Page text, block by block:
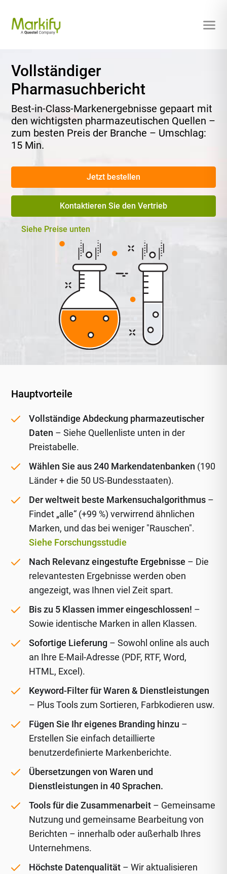
Vollständiger
Pharmasuchbericht
Best-in-Class-Markenergebnisse gepaart mit
den wichtigsten pharmazeutischen Quellen –
zum besten Preis der Branche – Umschlag:
15 Min.
Jetzt bestellen
Kontaktieren Sie den Vertrieb
Siehe Preise unten
Hauptvorteile
Vollständige Abdeckung pharmazeutischer
Daten – Siehe Quellenliste unten in der
Preistabelle.
Wählen Sie aus 240 Markendatenbanken (190
Länder + die 50 US-Bundesstaaten).
Der weltweit beste Markensuchalgorithmus –
Findet „alle“ (+99 %) verwirrend ähnlichen
Marken, und das bei weniger "Rauschen".
Siehe Forschungsstudie
Nach Relevanz eingestufte Ergebnisse – Die
relevantesten Ergebnisse werden oben
angezeigt, was Ihnen viel Zeit spart.
Bis zu 5 Klassen immer eingeschlossen! –
Sowie identische Marken in allen Klassen.
Sofortige Lieferung – Sowohl online als auch
an Ihre E-Mail-Adresse (PDF, RTF, Word,
HTML, Excel).
Keyword-Filter für Waren & Dienstleistungen
– Plus Tools zum Sortieren, Farbkodieren usw.
Fügen Sie Ihr eigenes Branding hinzu –
Erstellen Sie einfach detaillierte
benutzerdefinierte Markenberichte.
Übersetzungen von Waren und
Dienstleistungen in 40 Sprachen.
Tools für die Zusammenarbeit – Gemeinsame
Nutzung und gemeinsame Bearbeitung von
Berichten – innerhalb oder außerhalb Ihres
Unternehmens.
Höchste Datenqualität – Wir aktualisieren